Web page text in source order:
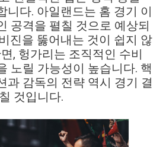
니다. 아일랜드는 홈 경기 이
공격을 펼칠 것으로 예상되
진을 뚫어내는 것이 쉽지 않
, 헝가리는 조직적인 수비
노릴 가능성이 높습니다. 핵
과 감독의 전략 역시 경기 결
것입니다.